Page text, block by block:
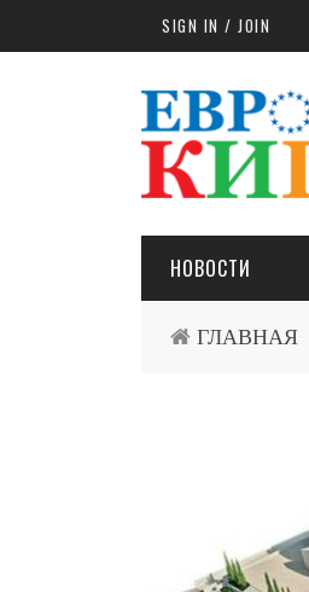
Skip to main contentSIGN IN / JOIN
НОВОСТИ
ГЛАВНАЯ